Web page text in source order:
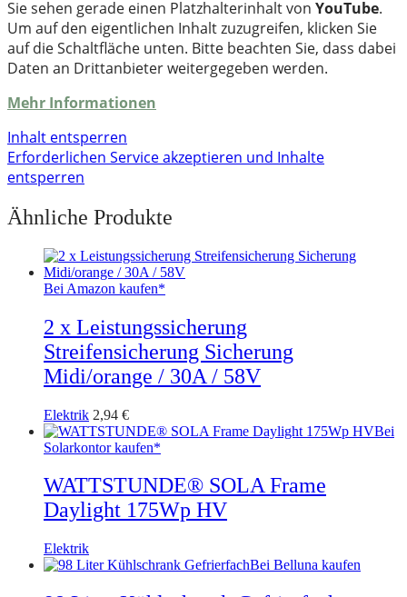
Sie sehen gerade einen Platzhalterinhalt von YouTube.
Um auf den eigentlichen Inhalt zuzugreifen, klicken Sie
auf die Schaltfläche unten. Bitte beachten Sie, dass dabei
Daten an Drittanbieter weitergegeben werden.
Mehr Informationen
Inhalt entsperren
Erforderlichen Service akzeptieren und Inhalte
entsperren
Ähnliche Produkte
Bei Amazon kaufen*
2 x Leistungssicherung
Streifensicherung Sicherung
Midi/orange / 30A / 58V
Elektrik 2,94 €
Bei
Solarkontor kaufen*
WATTSTUNDE® SOLA Frame
Daylight 175Wp HV
Elektrik
Bei Belluna kaufen